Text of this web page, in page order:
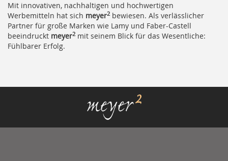
Mit innovativen, nachhaltigen und hochwertigen
Werbemitteln hat sich meyer2bewiesen. Als verlässlicher
Partner für große Marken wie Lamy und Faber-Castell
beeindruckt meyer2mit seinem Blick für das Wesentliche:
Fühlbarer Erfolg.